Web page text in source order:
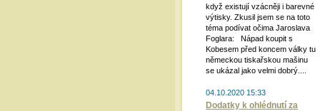
když existují vzácněji i barevné
výtisky. Zkusil jsem se na toto
téma podívat očima Jaroslava
Foglara: Nápad koupit s
Kobesem před koncem války tu
německou tiskařskou mašinu
se ukázal jako velmi dobrý....
04.10.2020 15:33
Dodatky k ohlédnutí za